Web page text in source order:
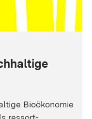
Bioökonomie